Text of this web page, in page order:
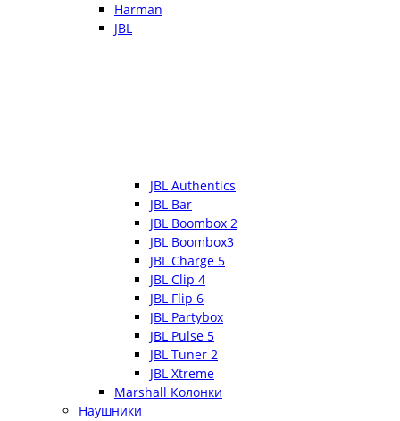
Harman
JBL
JBL Authentics
JBL Bar
JBL Boombox 2
JBL Boombox3
JBL Charge 5
JBL Clip 4
JBL Flip 6
JBL Partybox
JBL Pulse 5
JBL Tuner 2
JBL Xtreme
Marshall Колонки
Наушники